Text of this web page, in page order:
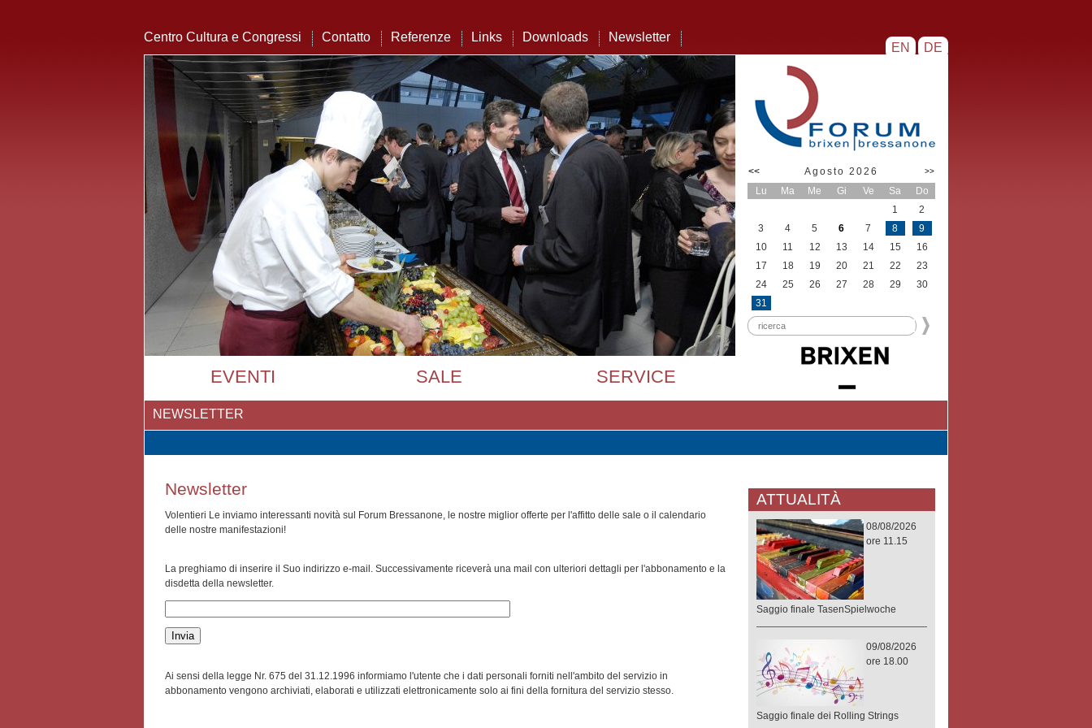
EN DE
Centro Cultura e Congressi Contatto Referenze Links Downloads Newsletter
EVENTI SALE SERVICE
<< Agosto 2026 >>
Lu Ma Me Gi Ve Sa
Do
1
2
3
4 5 6 7 8
9
10
11 12 13 14 15
16
17
18 19 20 21 22
23
24
25 26 27 28 29
30
31
NEWSLETTER
Newsletter
Volentieri Le inviamo interessanti novità sul Forum Bressanone, le nostre miglior offerte per l'affitto delle sale o il calendario
delle nostre manifestazioni!
La preghiamo di inserire il Suo indirizzo e-mail. Successivamente riceverà una mail con ulteriori dettagli per l'abbonamento e la
disdetta della newsletter.
Ai sensi della legge Nr. 675 del 31.12.1996 informiamo l'utente che i dati personali forniti nell'ambito del servizio in
abbonamento vengono archiviati, elaborati e utilizzati elettronicamente solo ai fini della fornitura del servizio stesso.
ATTUALITÀ
08/08/2026
ore 11.15
Saggio finale TasenSpielwoche
09/08/2026
ore 18.00
Saggio finale dei Rolling Strings